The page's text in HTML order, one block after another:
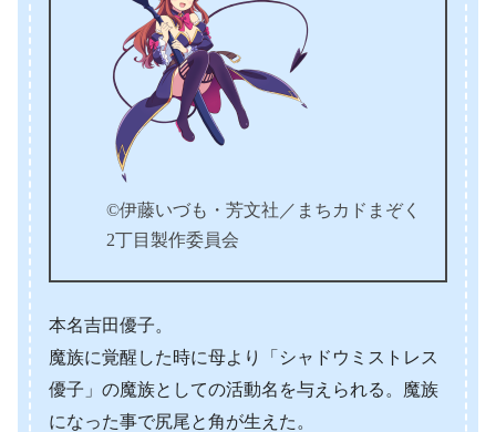
©伊藤いづも・芳文社／まちカドまぞく
2丁目製作委員会
本名吉田優子。
魔族に覚醒した時に母より「シャドウミストレス
優子」の魔族としての活動名を与えられる。魔族
になった事で尻尾と角が生えた。